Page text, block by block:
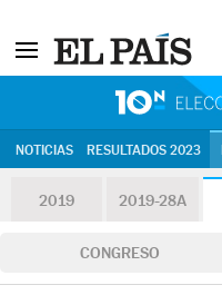
NOTICIAS RESULTADOS 2023
2019 2019-28A
CONGRESO